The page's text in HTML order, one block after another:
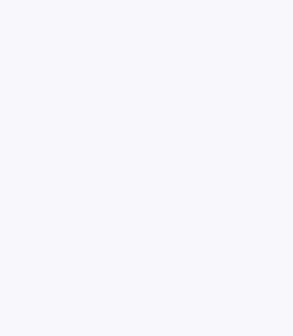
مجتمعاتها السكنية المتكاملة في القاهرة.